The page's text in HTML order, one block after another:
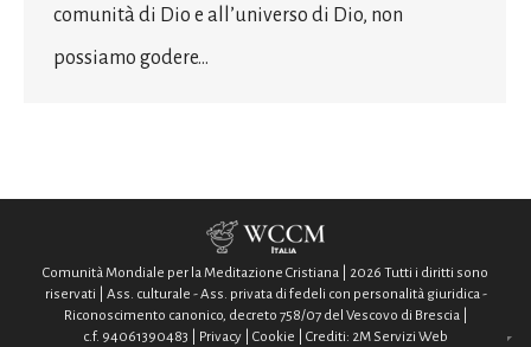
comunità di Dio e all’universo di Dio, non
possiamo godere…
Comunità Mondiale per la Meditazione Cristiana | 2026 Tutti i diritti sono
riservati | Ass. culturale - Ass. privata di fedeli con personalità giuridica -
Riconoscimento canonico, decreto 758/07 del Vescovo di Brescia |
c.f. 94061390483 | Privacy Cookie | Crediti: 2M Servizi Web